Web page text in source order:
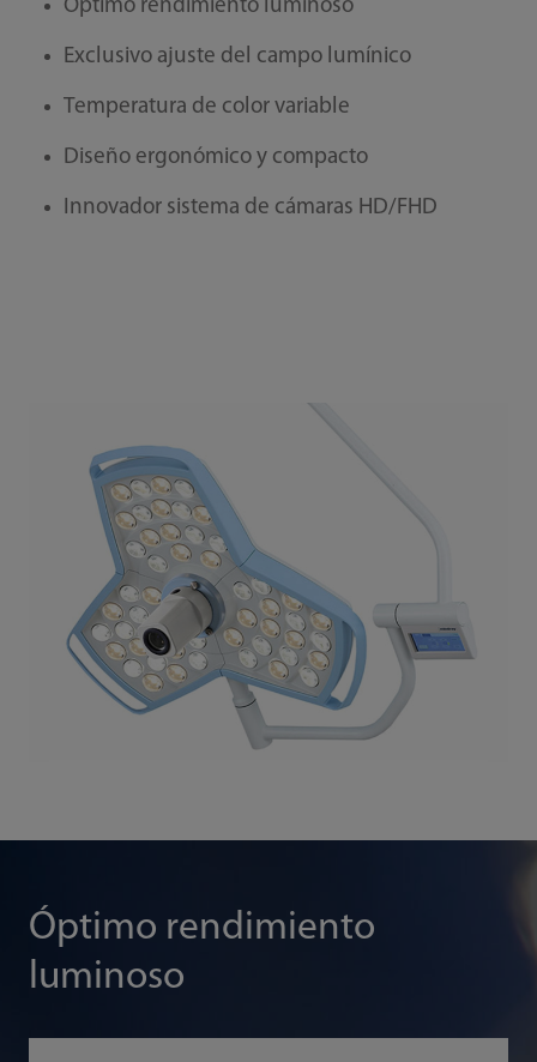
Óptimo rendimiento luminoso
Exclusivo ajuste del campo lumínico
Temperatura de color variable
Diseño ergonómico y compacto
Innovador sistema de cámaras HD/FHD
Óptimo rendimiento
luminoso